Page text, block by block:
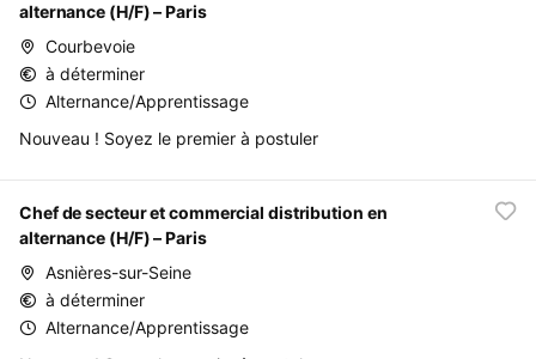
alternance (H/F) – Paris
Courbevoie
à déterminer
Alternance/Apprentissage
Nouveau ! Soyez le premier à postuler
Chef de secteur et commercial distribution en
alternance (H/F) – Paris
Asnières-sur-Seine
à déterminer
Alternance/Apprentissage